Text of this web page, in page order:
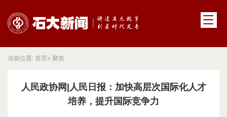
当前位置: 首页» 聚焦
人民政协网|人民日报：加快高层次国际化人才
培养，提升国际竞争力